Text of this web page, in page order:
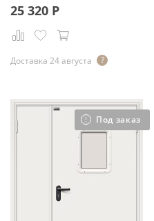
25 320 Р
Доставка 24 августа
Под заказ